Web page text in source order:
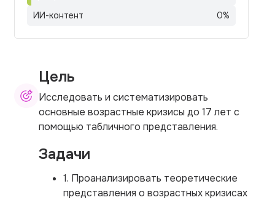
ИИ-контент
0%
Цель
Исследовать и систематизировать
основные возрастные кризисы до 17 лет с
помощью табличного представления.
Задачи
1. Проанализировать теоретические
представления о возрастных кризисах